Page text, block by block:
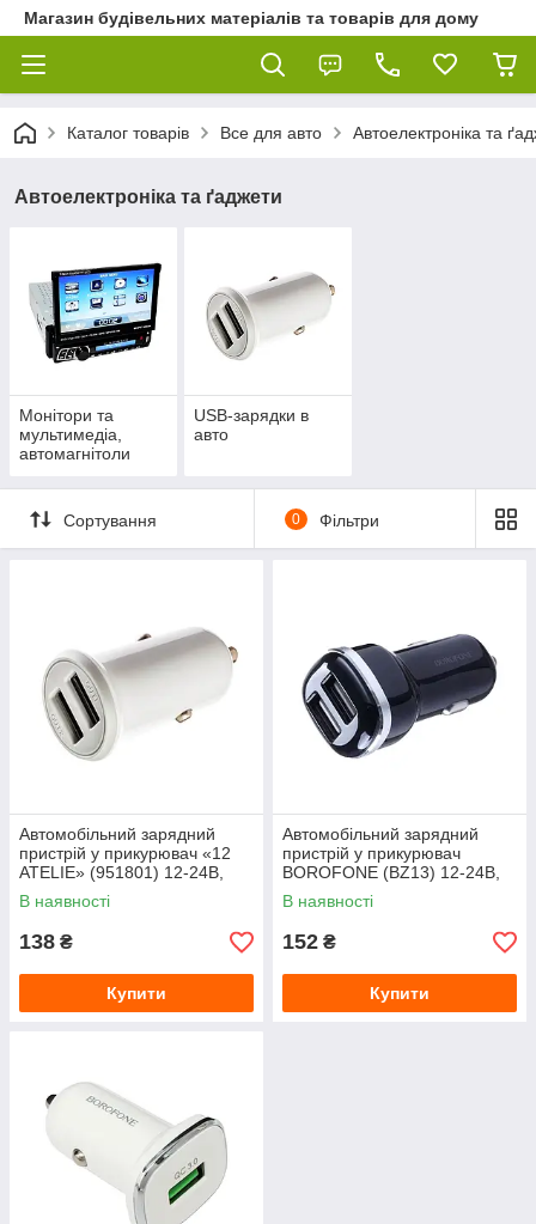
Магазин будівельних матеріалів та товарів для дому
Каталог товарів Все для авто Автоелектроніка та
Автоелектроніка та ґаджети
Монітори та
мультимедіа,
автомагнітоли
USB-зарядки в
авто
Сортування 0 Фільтри
Автомобільний зарядний
пристрій у прикурювач «12
ATELIE» (951801) 12-24В,
2xUSB 5В/2.4A
В наявності
138 ₴
Купити
Автомобільний зарядний
пристрій у прикурювач
BOROFONE (BZ13) 12‑24В,
2xUSB 5В/2.4A
В наявності
152 ₴
Купити